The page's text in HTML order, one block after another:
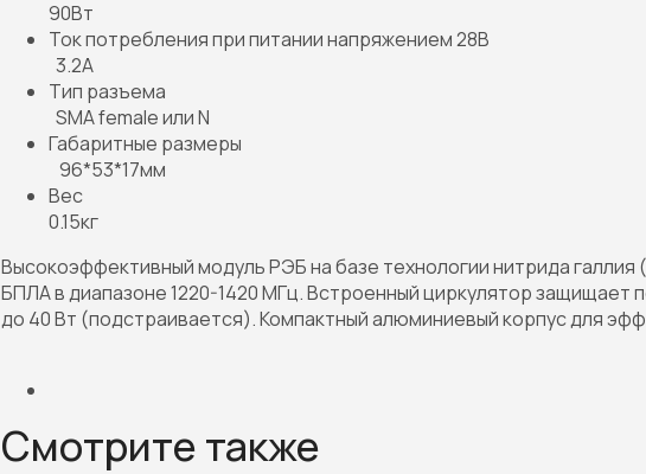
90Вт
Ток потребления при питании напряжением 28В
3.2A
Тип разъема
SMA female или N
Габаритные размеры
96*53*17мм
Вес
0.15кг
Высокоэффективный модуль РЭБ на базе технологии нитрида галлия
БПЛА в диапазоне 1220-1420 МГц. Встроенный циркулятор
до 40 Вт (подстраивается). Компактный алюминиевый корпус для
Смотрите также